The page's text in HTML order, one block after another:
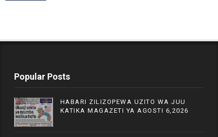
Popular Posts
HABARI ZILIZOPEWA UZITO WA JUU
KATIKA MAGAZETI YA AGOSTI 6,2026